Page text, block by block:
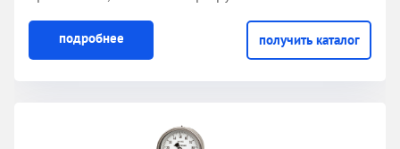
подробнее получить каталог